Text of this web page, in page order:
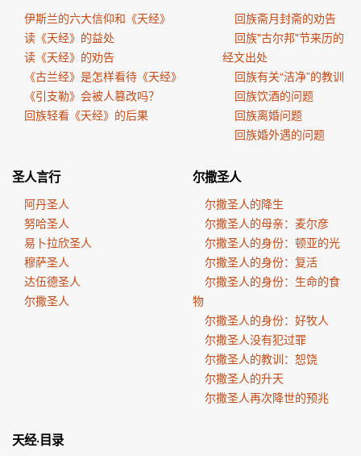
伊斯兰的六大信仰和《天经》
读《天经》的益处
读《天经》的劝告
《古兰经》是怎样看待《天经》
《引支勒》会被人篡改吗？
回族轻看《天经》的后果
回族斋月封斋的劝告
回族"古尔邦"节来历的
经文出处
回族有关“洁净”的教训
回族饮酒的问题
回族离婚问题
回族婚外遇的问题
圣人言行
阿丹圣人
努哈圣人
易卜拉欣圣人
穆萨圣人
达伍德圣人
尔撒圣人
尔撒圣人
尔撒圣人的降生
尔撒圣人的母亲：麦尔彦
尔撒圣人的身份：顿亚的光
尔撒圣人的身份：复活
尔撒圣人的身份：生命的食
物
尔撒圣人的身份：好牧人
尔撒圣人没有犯过罪
尔撒圣人的教训：恕饶
尔撒圣人的升天
尔撒圣人再次降世的预兆
天经·目录